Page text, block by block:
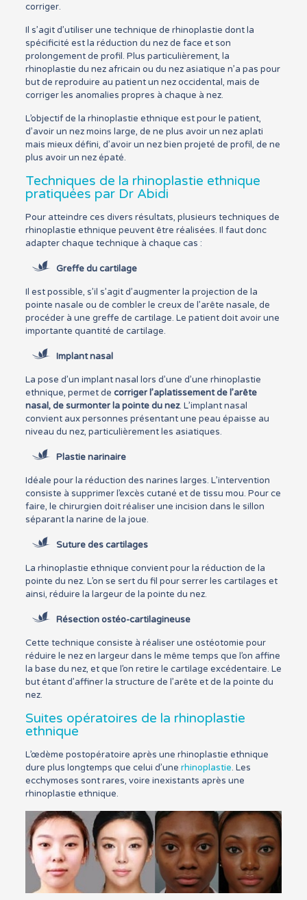
corriger.
Il s’agit d’utiliser une technique de rhinoplastie dont la
spécificité est la réduction du nez de face et son
prolongement de profil. Plus particulièrement, la
rhinoplastie du nez africain ou du nez asiatique n’a pas pour
but de reproduire au patient un nez occidental, mais de
corriger les anomalies propres à chaque à nez.
L’objectif de la rhinoplastie ethnique est pour le patient,
d’avoir un nez moins large, de ne plus avoir un nez aplati
mais mieux défini, d’avoir un nez bien projeté de profil, de ne
plus avoir un nez épaté.
Techniques de la rhinoplastie ethnique
pratiquées par Dr Abidi
Pour atteindre ces divers résultats, plusieurs techniques de
rhinoplastie ethnique peuvent être réalisées. Il faut donc
adapter chaque technique à chaque cas :
Greffe du cartilage
Il est possible, s’il s’agit d’augmenter la projection de la
pointe nasale ou de combler le creux de l’arête nasale, de
procéder à une greffe de cartilage. Le patient doit avoir une
importante quantité de cartilage.
Implant nasal
La pose d’un implant nasal lors d’une d’une rhinoplastie
ethnique, permet de corriger l’aplatissement de l’arête
nasal, de surmonter la pointe du nez. L’implant nasal
convient aux personnes présentant une peau épaisse au
niveau du nez, particulièrement les asiatiques.
Plastie narinaire
Idéale pour la réduction des narines larges. L’intervention
consiste à supprimer l’excès cutané et de tissu mou. Pour ce
faire, le chirurgien doit réaliser une incision dans le sillon
séparant la narine de la joue.
Suture des cartilages
La rhinoplastie ethnique convient pour la réduction de la
pointe du nez. L’on se sert du fil pour serrer les cartilages et
ainsi, réduire la largeur de la pointe du nez.
Résection ostéo-cartilagineuse
Cette technique consiste à réaliser une ostéotomie pour
réduire le nez en largeur dans le même temps que l’on affine
la base du nez, et que l’on retire le cartilage excédentaire. Le
but étant d’affiner la structure de l’arête et de la pointe du
nez.
Suites opératoires de la rhinoplastie
ethnique
L’œdème postopératoire après une rhinoplastie ethnique
dure plus longtemps que celui d’une rhinoplastie. Les
ecchymoses sont rares, voire inexistants après une
rhinoplastie ethnique.